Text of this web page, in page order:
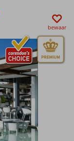
bewaar